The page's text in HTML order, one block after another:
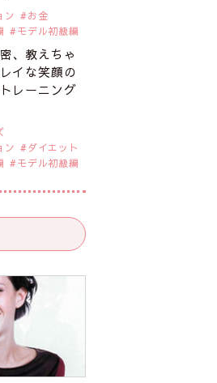
ン
お金
モデル初級編
、教えちゃ
イな笑顔の
レーニング
ン
ダイエット
モデル初級編